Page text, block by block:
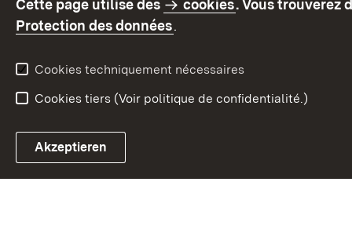
Cette page utilise des cookies. Vous trouverez
Protection des données.
Cookies techniquement nécessaires
Cookies tiers (Voir politique de confidentialité.)
Akzeptieren